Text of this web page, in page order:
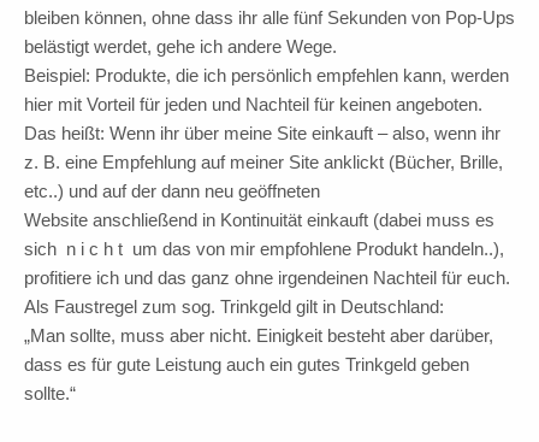
bleiben können, ohne dass ihr alle fünf Sekunden von Pop-Ups
belästigt werdet, gehe ich andere Wege.
Beispiel: Produkte, die ich persönlich empfehlen kann, werden
hier mit Vorteil für jeden und Nachteil für keinen angeboten.
Das heißt: Wenn ihr über meine Site einkauft – also, wenn ihr
z. B. eine Empfehlung auf meiner Site anklickt (Bücher, Brille,
etc..) und auf der dann neu geöffneten
Website anschließend in Kontinuität einkauft (dabei muss es
sich n i c h t um das von mir empfohlene Produkt handeln..),
profitiere ich und das ganz ohne irgendeinen Nachteil für euch.
Als Faustregel zum sog. Trinkgeld gilt in Deutschland:
„Man sollte, muss aber nicht. Einigkeit besteht aber darüber,
dass es für gute Leistung auch ein gutes Trinkgeld geben
sollte.“